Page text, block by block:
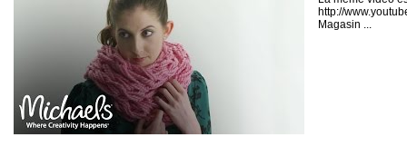
http://
Magasin ...